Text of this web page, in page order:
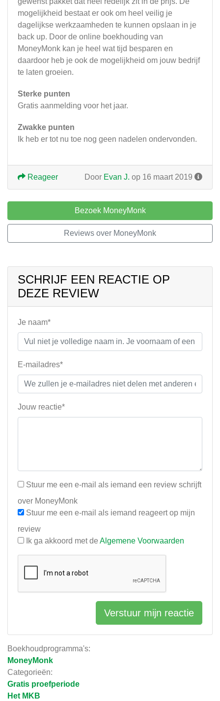
Boekhoudprogramma's:
MoneyMonk
Categorieën:
Gratis proefperiode
Het MKB
mogelijkheid bestaat er ook om heel veilig je
dagelijkse werkzaamheden te kunnen opslaan in je
back up. Door de online boekhouding van
MoneyMonk kan je heel wat tijd besparen en
daardoor heb je ook de mogelijkheid om jouw bedrijf
te laten groeien.
Sterke punten
Gratis aanmelding voor het jaar.
Zwakke punten
Ik heb er tot nu toe nog geen nadelen ondervonden.
Door Evan J. op 16 maart 2019
Reageer
Bezoek MoneyMonk
Reviews over MoneyMonk
SCHRIJF EEN REACTIE OP
DEZE REVIEW
Je naam*
E-mailadres*
Jouw reactie*
Stuur me een e-mail als iemand een review schrijft
over MoneyMonk
Stuur me een e-mail als iemand reageert op mijn
review
Ik ga akkoord met de Algemene Voorwaarden
Verstuur mijn reactie